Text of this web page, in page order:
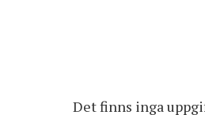
Det finns inga